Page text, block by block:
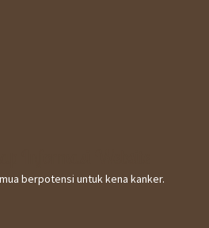
berpotensi untuk kena kanker.